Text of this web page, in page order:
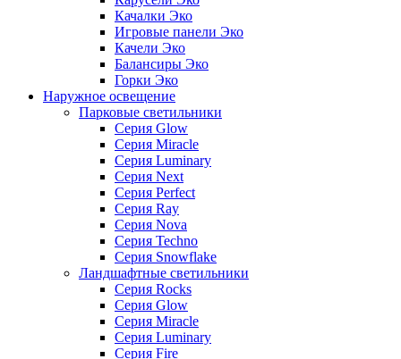
Качалки Эко
Игровые панели Эко
Качели Эко
Балансиры Эко
Горки Эко
Наружное освещение
Парковые светильники
Серия Glow
Серия Miracle
Серия Luminary
Серия Next
Серия Perfect
Серия Ray
Серия Nova
Серия Techno
Серия Snowflake
Ландшафтные светильники
Серия Rocks
Серия Glow
Серия Miracle
Серия Luminary
Серия Fire